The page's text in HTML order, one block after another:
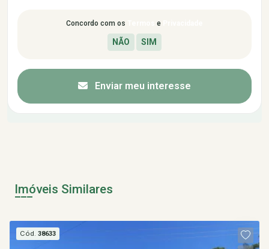
Concordo com os e
Enviar meu interesse
Imóveis Similares
Cód.38633